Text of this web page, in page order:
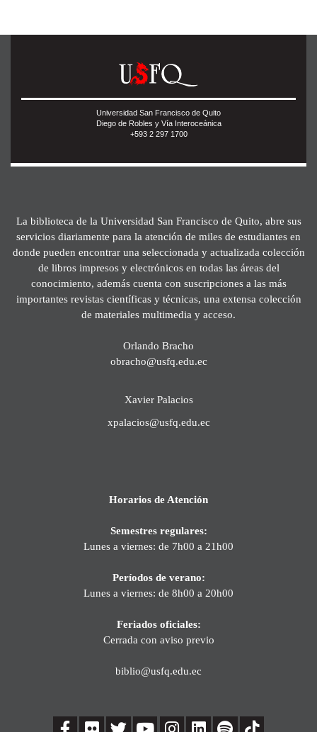
Universidad San Francisco de Quito
Diego de Robles y Vía Interoceánica
+593 2 297 1700
La biblioteca de la Universidad San Francisco de Quito, abre sus
servicios diariamente para la atención de miles de estudiantes en
donde pueden encontrar una seleccionada y actualizada colección
de libros impresos y electrónicos en todas las áreas del
conocimiento, además cuenta con suscripciones a las más
importantes revistas científicas y técnicas, una extensa colección
de materiales multimedia y acceso.
Orlando Bracho
obracho@usfq.edu.ec
Xavier Palacios
xpalacios@usfq.edu.ec
Horarios de Atención
Semestres regulares:
Lunes a viernes: de 7h00 a 21h00
Períodos de verano:
Lunes a viernes: de 8h00 a 20h00
Feriados oficiales:
Cerrada con aviso previo
biblio@usfq.edu.ec